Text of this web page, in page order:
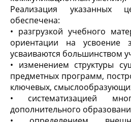
Реализация указанных
обеспечена:
• разгрузкой учебного
ориентации на усвоение
усваиваются большинством
• изменением структуры
предметных программ,
ключевых,
• систематизацией
дополнительного